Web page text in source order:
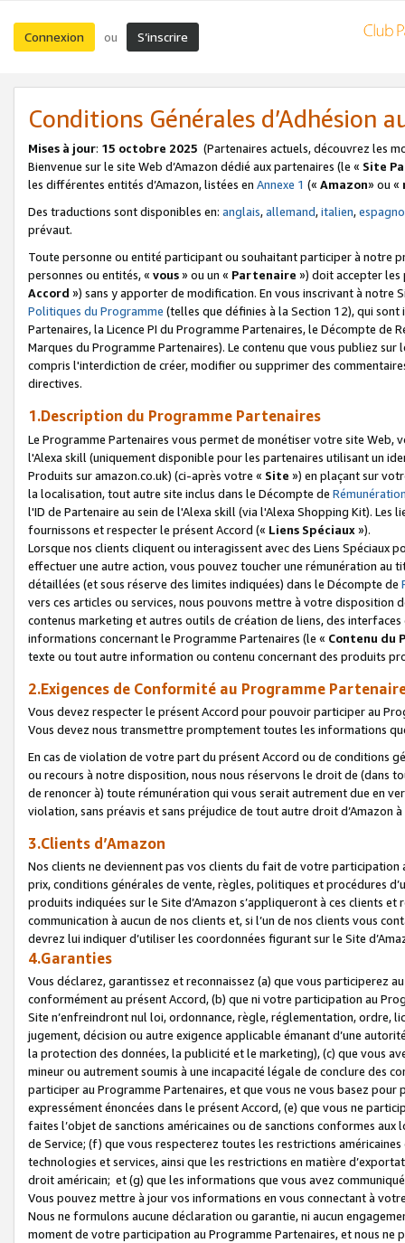
Connexion ou S’inscrire
Conditions Générales d’Adhésion
Mises à jour: 15 octobre 2025 (Partenaires actuels, découvrez les
Bienvenue sur le site Web d’Amazon dédié aux partenaires (le « Site
les différentes entités d’Amazon, listées en Annexe 1 (« Amazon» ou «
Des traductions sont disponibles en: anglais,allemand,italien,
prévaut.
Toute personne ou entité participant ou souhaitant participer à notre
personnes ou entités, « vous» ou un « Partenaire ») doit accepter les
Accord ») sans y apporter de modification. En vous inscrivant à notre
Politiques du Programme (telles que définies à la Section 12), qui
Partenaires, la Licence PI du Programme Partenaires, le Décompte de
Marques du Programme Partenaires). Le contenu que vous publiez
compris l'interdiction de créer, modifier ou supprimer des
directives.
1.Description du Programme Partenaires
Le Programme Partenaires vous permet de monétiser votre site Web,
l'Alexa skill (uniquement disponible pour les partenaires utilisant un
Produits sur amazon.co.uk) (ci-après votre « Site ») en plaçant sur
la localisation, tout autre site inclus dans le Décompte de
l'ID de Partenaire au sein de l'Alexa skill (via l'Alexa Shopping Kit).
fournissons et respecter le présent Accord (« Liens Spéciaux»).
Lorsque nos clients cliquent ou interagissent avec des Liens Spéciaux
effectuer une autre action, vous pouvez toucher une rémunération
détaillées (et sous réserve des limites indiquées) dans le Décompte de
vers ces articles ou services, nous pouvons mettre à votre disposition
contenus marketing et autres outils de création de liens, des
informations concernant le Programme Partenaires (le « Contenu du
texte ou tout autre information ou contenu concernant des produits
2.Exigences de Conformité au Programme
Vous devez respecter le présent Accord pour pouvoir participer au
Vous devez nous transmettre promptement toutes les informations
En cas de violation de votre part du présent Accord ou de conditions
ou recours à notre disposition, nous nous réservons le droit de (dans
de renoncer à) toute rémunération qui vous serait autrement due en
violation, sans préavis et sans préjudice de tout autre droit
3.Clients d’Amazon
Nos clients ne deviennent pas vos clients du fait de votre
prix, conditions générales de vente, règles, politiques et procédures
produits indiquées sur le Site d’Amazon s’appliqueront à ces clients
communication à aucun de nos clients et, si l’un de nos clients vous
devrez lui indiquer d’utiliser les coordonnées figurant sur le Site
4.Garanties
Vous déclarez, garantissez et reconnaissez (a) que vous participerez
conformément au présent Accord, (b) que ni votre participation au
Site n’enfreindront nul loi, ordonnance, règle, réglementation, ordre,
jugement, décision ou autre exigence applicable émanant d’une
la protection des données, la publicité et le marketing), (c) que vous
mineur ou autrement soumis à une incapacité légale de conclure des
participer au Programme Partenaires, et que vous ne vous basez
expressément énoncées dans le présent Accord, (e) que vous ne
faites l’objet de sanctions américaines ou de sanctions conformes
de Service; (f) que vous respecterez toutes les restrictions
technologies et services, ainsi que les restrictions en matière
droit américain; et (g) que les informations que vous avez
Vous pouvez mettre à jour vos informations en vous connectant à
Nous ne formulons aucune déclaration ou garantie, ni aucun
moment de votre participation au Programme Partenaires, et nous